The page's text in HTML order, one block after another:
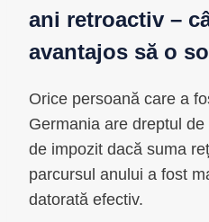
ani retroactiv –
avantajos să o
Orice persoană care a
Germania are dreptul
de impozit dacă suma
parcursul anului a fost
datorată efectiv.